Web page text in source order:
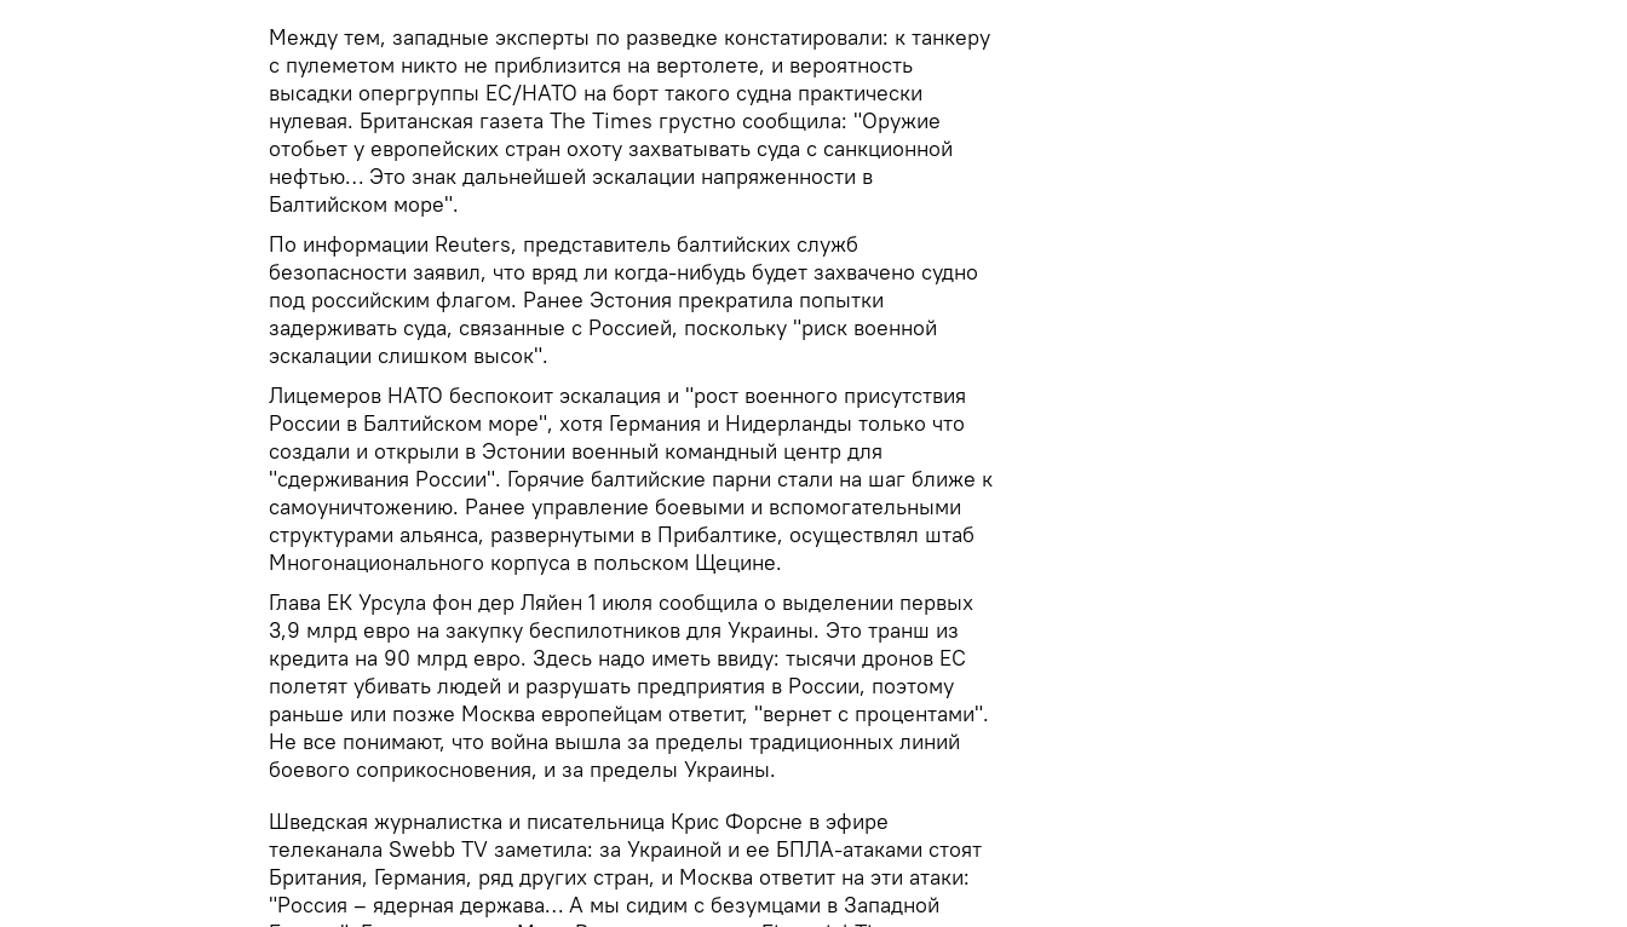
Между тем, западные эксперты по разведке констатировали: к танкеру
с пулеметом никто не приблизится на вертолете, и вероятность
высадки опергруппы ЕС/НАТО на борт такого судна практически
нулевая. Британская газета The Times грустно сообщила: "Оружие
отобьет у европейских стран охоту захватывать суда с санкционной
нефтью… Это знак дальнейшей эскалации напряженности в
Балтийском море".
По информации Reuters, представитель балтийских служб
безопасности заявил, что вряд ли когда-нибудь будет захвачено судно
под российским флагом. Ранее Эстония прекратила попытки
задерживать суда, связанные с Россией, поскольку "риск военной
эскалации слишком высок".
Лицемеров НАТО беспокоит эскалация и "рост военного присутствия
России в Балтийском море", хотя Германия и Нидерланды только что
создали и открыли в Эстонии военный командный центр для
"сдерживания России". Горячие балтийские парни стали на шаг ближе к
самоуничтожению. Ранее управление боевыми и вспомогательными
структурами альянса, развернутыми в Прибалтике, осуществлял штаб
Многонационального корпуса в польском Щецине.
Глава ЕК Урсула фон дер Ляйен 1 июля сообщила о выделении первых
3,9 млрд евро на закупку беспилотников для Украины. Это транш из
кредита на 90 млрд евро. Здесь надо иметь ввиду: тысячи дронов ЕС
полетят убивать людей и разрушать предприятия в России, поэтому
раньше или позже Москва европейцам ответит, "вернет с процентами".
Не все понимают, что война вышла за пределы традиционных линий
боевого соприкосновения, и за пределы Украины.
Шведская журналистка и писательница Крис Форсне в эфире
телеканала Swebb TV заметила: за Украиной и ее БПЛА-атаками стоят
Британия, Германия, ряд других стран, и Москва ответит на эти атаки:
"Россия – ядерная держава… А мы сидим с безумцами в Западной